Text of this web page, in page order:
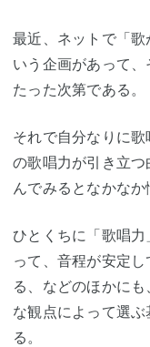
最近、ネットで「
いう企画があって
たった次第である。
それで自分なりに
の歌唱力が引き立
んでみるとなかなか
ひとくちに「歌唱
って、音程が安定
る、などのほかに
な観点によって選
る。